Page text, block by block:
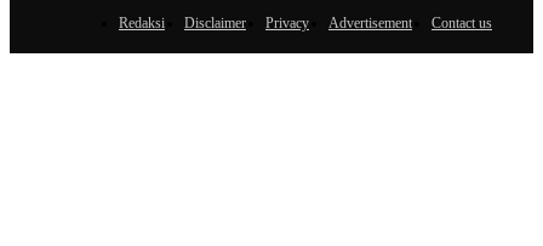
Redaksi Disclaimer Privacy Advertisement Contact us